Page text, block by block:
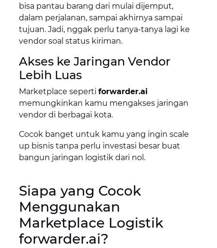
bisa pantau barang dari mulai dijemput,
dalam perjalanan, sampai akhirnya sampai
tujuan. Jadi, nggak perlu tanya-tanya lagi ke
vendor soal status kiriman.
Akses ke Jaringan Vendor
Lebih Luas
Marketplace seperti forwarder.ai
memungkinkan kamu mengakses jaringan
vendor di berbagai kota.
Cocok banget untuk kamu yang ingin scale
up bisnis tanpa perlu investasi besar buat
bangun jaringan logistik dari nol.
Siapa yang Cocok
Menggunakan
Marketplace Logistik
forwarder.ai?